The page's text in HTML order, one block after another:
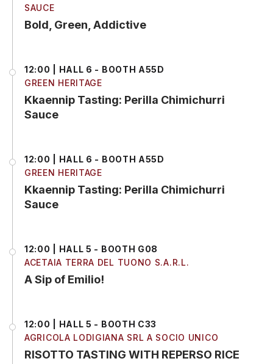
SAUCE
Bold, Green, Addictive
12:00 | HALL 6 - BOOTH A55D
GREEN HERITAGE
Kkaennip Tasting: Perilla Chimichurri
Sauce
12:00 | HALL 6 - BOOTH A55D
GREEN HERITAGE
Kkaennip Tasting: Perilla Chimichurri
Sauce
12:00 | HALL 5 - BOOTH G08
ACETAIA TERRA DEL TUONO S.A.R.L.
A Sip of Emilio!
12:00 | HALL 5 - BOOTH C33
AGRICOLA LODIGIANA SRL A SOCIO UNICO
RISOTTO TASTING WITH REPERSO RICE